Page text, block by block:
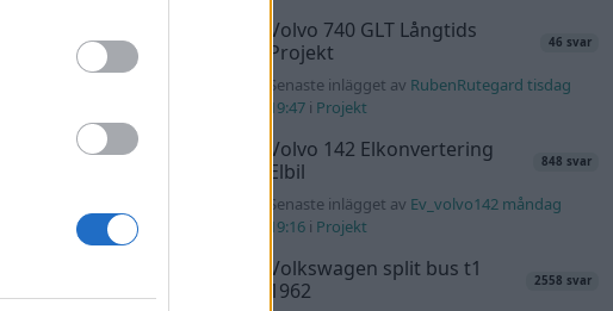
Volvo 740 GLT Långtids
Projekt
46 svar
Senaste inlägget av RubenRutegard tisdag
19:47 i Projekt
Volvo 142 Elkonvertering
Elbil
848 svar
Senaste inlägget av Ev_volvo142 måndag
19:16 i Projekt
Volkswagen split bus t1
1962
2558 svar